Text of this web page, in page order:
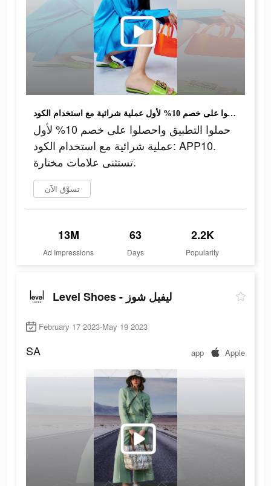
حملوا التطبيق واحصلوا على خصم 10% لأول عملية شرائية مع استخدام الكود: APP10. تستثنى علامات مختارة.
حملوا التطبيق واحصلوا على خصم 10% لأول
عملية شرائية مع استخدام الكود: APP10.
تستثنى علامات مختارة.
تسوَّق الآن
13M
Ad Impressions
63
Days
2.2K
Popularity
Level Shoes - ليفيل شوز
February 17 2023-May 19 2023
SA app Apple